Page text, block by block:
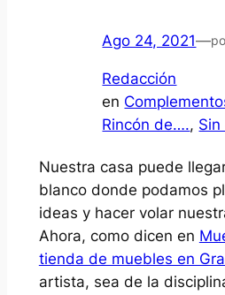
Ago 24, 2021—
Redacción
en
Rincón de….,
Nuestra casa puede
blanco donde podamos
ideas y hacer volar
Ahora, como dicen en
tienda de muebles en
artista, sea de la